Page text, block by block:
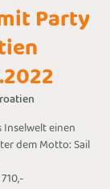
Party
einen
dem Motto: Sail